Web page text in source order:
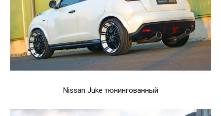
Nissan Juke тюнингованный